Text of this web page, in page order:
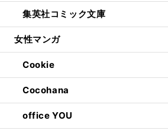
集英社コミック文庫
女性マンガ
Cookie
Cocohana
office YOU